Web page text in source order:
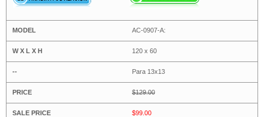
AC-0907-A:
120 x 60
Para 13x13
$129.00
$99.00